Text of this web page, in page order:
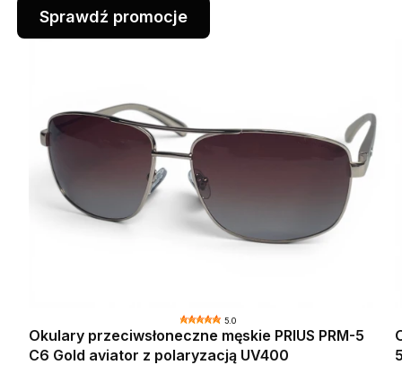
Sprawdź promocje
5.0
Okulary przeciwsłoneczne męskie PRIUS PRM-5
C6 Gold aviator z polaryzacją UV400